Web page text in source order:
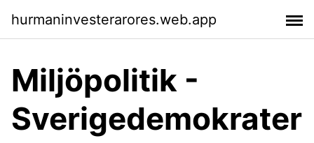
hurmaninvesterarores.web.app
Miljöpolitik -
Sverigedemokrater